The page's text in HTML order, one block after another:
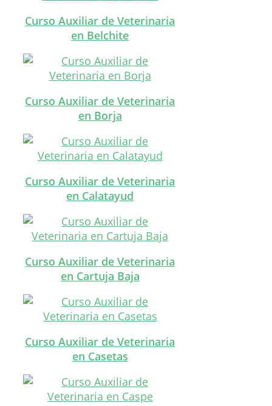
Curso Auxiliar de Veterinaria
en Belchite
Curso Auxiliar de Veterinaria
en Borja
Curso Auxiliar de Veterinaria
en Calatayud
Curso Auxiliar de Veterinaria
en Cartuja Baja
Curso Auxiliar de Veterinaria
en Casetas